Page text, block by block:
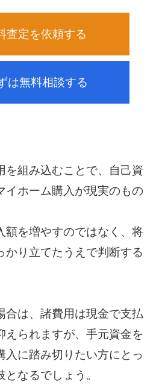
査定を依頼する
は無料相談する
を組み込むことで、自己資
イホーム購入が現実のもの
額を増やすのではなく、将
かり立てたうえで判断する
合は、諸費用は現金で支払
えられますが、手元資金を
入に踏み切りたい方にとっ
なるでしょう。